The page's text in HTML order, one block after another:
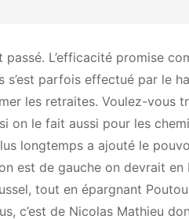
passé. L’efficacité promise
s’est parfois effectué par le
les retraites. Voulez-vous
on le fait aussi pour les
longtemps a ajouté le
est de gauche on devrait
tout en épargnant
c’est de Nicolas Mathieu